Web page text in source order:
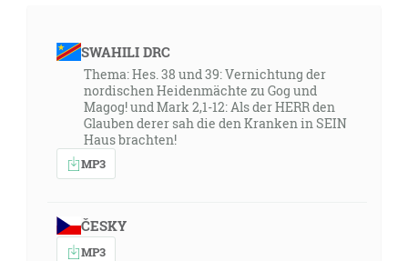
SWAHILI DRC
Thema: Hes. 38 und 39: Vernichtung der
nordischen Heidenmächte zu Gog und
Magog! und Mark 2,1-12: Als der HERR den
Glauben derer sah die den Kranken in SEIN
Haus brachten!
MP3
ČESKY
MP3